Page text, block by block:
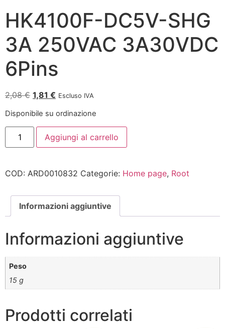
HK4100F-DC5V-SHG
3A 250VAC 3A30VDC
6Pins
2,08€ 1,81 € Escluso IVA
Disponibile su ordinazione
Aggiungi al carrello
COD: ARD0010832 Categorie: Home page, Root
Informazioni aggiuntive
Informazioni aggiuntive
Peso
15 g
Prodotti correlati